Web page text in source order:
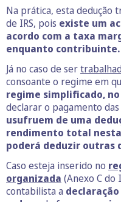
Na prática, esta dedução
de IRS, pois existe um
acordo com a taxa
enquanto contribuinte.
Já no caso de ser
consoante o regime em
regime simplificado, no
declarar o pagamento
usufruem de uma
rendimento total
poderá deduzir outras
Caso esteja inserido no
organizada (Anexo C do
contabilista a